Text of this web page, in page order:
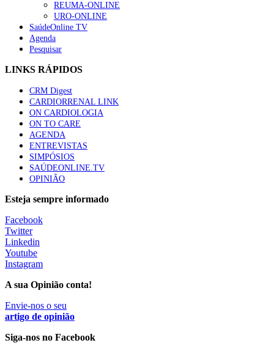
“Os programas de rastreio do cancro do pulmão são
custo-efetivos e representam um investimento
sustentável para os sistemas de saúde”
94 visualizações
Quase quatro em cada dez doentes com enfarte
88 visualizações
Trodelvy aprovado para primeira linha no cancro da
mama triplo negativo metastático em doentes não
elegíveis para inibidores PD-(L)1
61 visualizações
MAIS NOTÍCIAS
Quase 11.900 jovens recorreram aos cheques psicólogo e
nutricionista no primeiro mês
7 Ago, 2026
ULS de Coimbra estreia cirurgia endoscópica do ouvido com
apoio robótico em Portugal
7 Ago, 2026 0 Comments
REUMA-ONLINE
URO-ONLINE
SaúdeOnline TV
Agenda
Pesquisar
LINKS RÁPIDOS
CRM Digest
CARDIORRENAL LINK
ON CARDIOLOGIA
ON TO CARE
AGENDA
ENTREVISTAS
SIMPÓSIOS
SAÚDEONLINE.TV
OPINIÃO
Esteja sempre informado
Facebook
Twitter
Linkedin
Youtube
Instagram
A sua Opinião conta!
Envie-nos o seu
artigo de opinião
Siga-nos no Facebook